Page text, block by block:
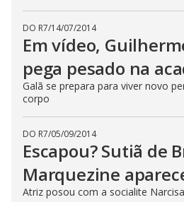
DO R7/14/07/2014
Em vídeo,
pega pesado na
Galã se prepara para viver novo
corpo
DO R7/05/09/2014
Escapou? Sutiã de
Marquezine
Atriz posou com a socialite